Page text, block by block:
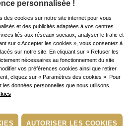
Mains
Prix normal
19,00€
personnalisée !
des cookies sur notre site internet pour vous
et des publicités adaptées à vos centres
liés aux réseaux sociaux, analyser le trafic et
sur « Accepter les cookies », vous consentez à
sur notre site. En cliquant sur « Refuser les
nécessaires au fonctionnement du site
vos préférences cookies ainsi que retirer
cliquez sur « Paramètres des cookies ». Pour
données personnelles que nous utilisons,
AUTORISER LES COOKIES